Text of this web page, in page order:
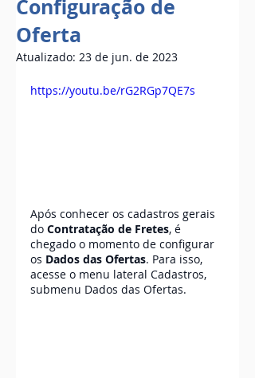
Configuração de
Oferta
Atualizado: 23 de jun. de 2023
https://youtu.be/rG2RGp7QE7s
Após conhecer os cadastros gerais
do Contratação de Fretes, é
chegado o momento de configurar
os Dados das Ofertas. Para isso,
acesse o menu lateral Cadastros,
submenu Dados das Ofertas.